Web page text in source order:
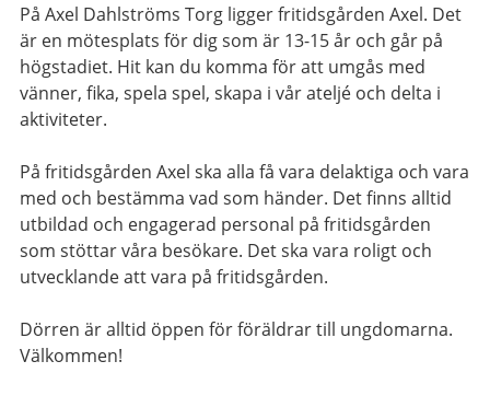
På Axel Dahlströms Torg ligger fritidsgården Axel. Det
är en mötesplats för dig som är 13-15 år och går på
högstadiet. Hit kan du komma för att umgås med
vänner, fika, spela spel, skapa i vår ateljé och delta i
aktiviteter.
På fritidsgården Axel ska alla få vara delaktiga och vara
med och bestämma vad som händer. Det finns alltid
utbildad och engagerad personal på fritidsgården
som stöttar våra besökare. Det ska vara roligt och
utvecklande att vara på fritidsgården.
Dörren är alltid öppen för föräldrar till ungdomarna.
Välkommen!